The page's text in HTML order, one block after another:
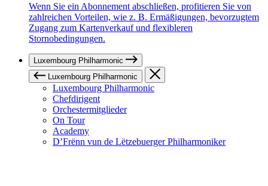
Wenn Sie ein Abonnement abschließen, profitieren Sie von
zahlreichen Vorteilen, wie z. B. Ermäßigungen, bevorzugtem
Zugang zum Kartenverkauf und flexibleren
Stornobedingungen.
Luxembourg Philharmonic
Luxembourg Philharmonic
Luxembourg Philharmonic
Chefdirigent
Orchestermitglieder
On Tour
Academy
D’Frënn vun de Lëtzebuerger Philharmoniker